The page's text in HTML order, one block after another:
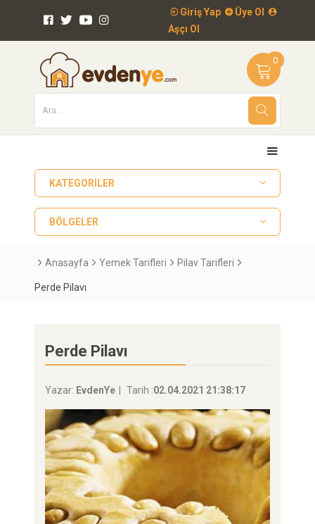
Giriş Yap
Üye Ol
Aşçı Ol
0
KATEGORILER
BÖLGELER
Anasayfa Yemek Tarifleri Pilav Tarifleri
Perde Pilavı
Perde Pilavı
Yazar: EvdenYe Tarih :02.04.2021 21:38:17